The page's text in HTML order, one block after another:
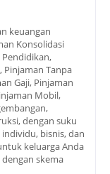
keuangan
Konsolidasi
Pinjaman Tanpa
Gaji, Pinjaman
Mobil,
dengan suku
bisnis, dan
keluarga Anda
skema